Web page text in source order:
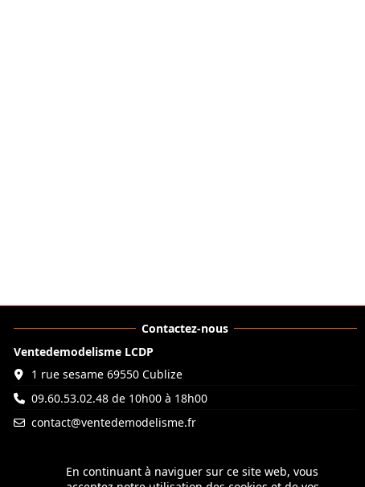
En continuant à naviguer sur ce site web, vous
Contactez-nous
Ventedemodelisme LCDP
1 rue sesame 69550 Cublize
09.60.53.02.48 de 10h00 à 18h00
contact@ventedemodelisme.fr
En continuant à naviguer sur ce site web, vous